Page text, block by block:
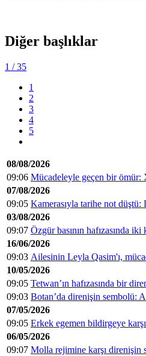
Diğer başlıklar
1 / 35
1
2
3
4
5
08/08/2026
09:06 Mücadeleyle geçen bir ömür:
07/08/2026
09:05 Kamerasıyla tarihe not düştü:
03/08/2026
09:07 Özgür basının hafızasında
16/06/2026
09:03 Ailesinin Leyla Qasim'ı,
10/05/2026
09:05 Tetwan’ın hafızasında bir
09:03 Botan’da direnişin sembolü:
07/05/2026
09:05 Erkek egemen bildirgeye
06/05/2026
09:07 Molla rejimine karşı direnişin